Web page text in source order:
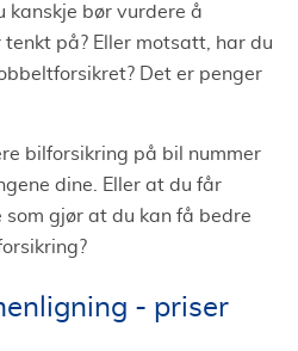
kanskje bør vurdere å
tenkt på? Eller motsatt, har du
Det er penger
bilforsikring på bil nummer
dine. Eller at du får
som gjør at du kan få bedre
- priser